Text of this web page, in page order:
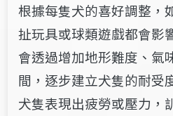
根據每隻犬的喜好調整，
扯玩具或球類遊戲都會影
會透過增加地形難度、氣
間，逐步建立犬隻的耐受
犬隻表現出疲勞或壓力，